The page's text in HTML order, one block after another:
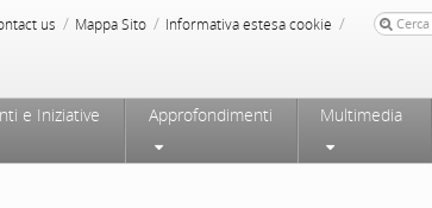
us / Mappa Sito / Informativa estesa cookie /
e Iniziative Approfondimenti Multimedia